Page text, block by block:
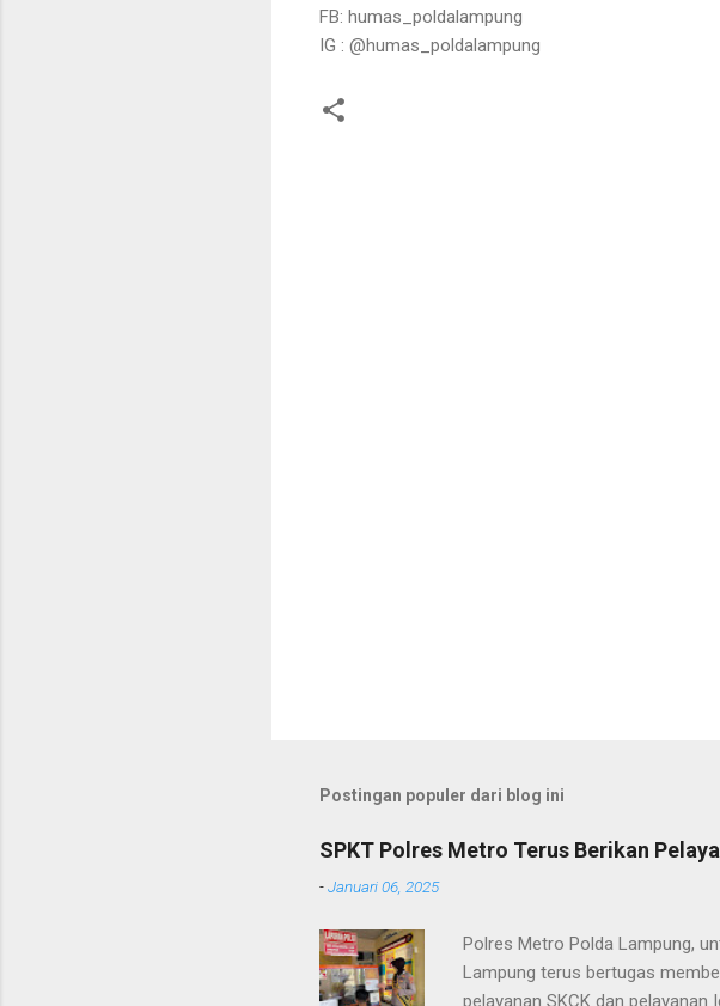
FB: humas_poldalampung
IG : @humas_poldalampung
Postingan populer dari blog ini
SPKT Polres Metro Terus Berikan
-Januari 06, 2025
Polres Metro Polda Lampung,
Lampung terus bertugas
pelayanan SKCK dan